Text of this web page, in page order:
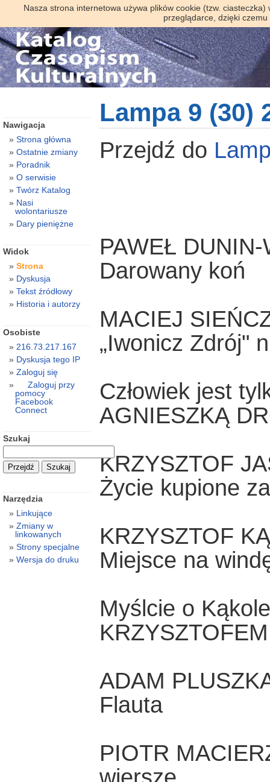
Nasza strona internetowa używa plików cookie (tzw.
przeglądarce, dzięki
Lampa 9 (30)
Przejdź do
PAWEŁ
Darowany koń
MACIEJ
„Iwonicz Zdrój"
Człowiek jest
AGNIESZKĄ
KRZYSZTOF
Życie kupione
KRZYSZTOF
Miejsce na
Myślcie o
ADAM
Flauta
PIOTR
Nawigacja
Strona główna
Ostatnie zmiany
Poradnik
O serwisie
Twórz Katalog
Nasi
wolontariusze
Dary pieniężne
Widok
Strona
Dyskusja
Tekst źródłowy
Historia i autorzy
Osobiste
216.73.217.167
Dyskusja tego IP
Zaloguj się
Zaloguj przy
pomocy
Facebook
Connect
Szukaj
Narzędzia
Linkujące
Zmiany w
linkowanych
Strony specjalne
Wersja do druku